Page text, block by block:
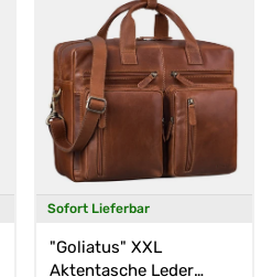
Sofort Lieferbar
"Goliatus" XXL
Aktentasche Leder